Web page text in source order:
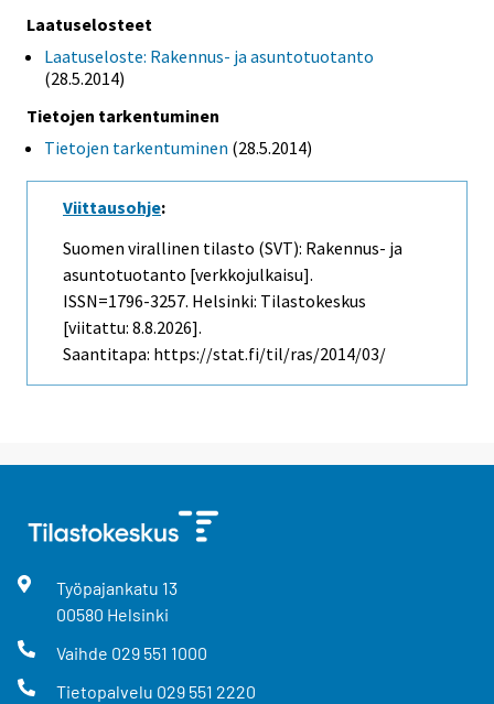
Laatuselosteet
Laatuseloste: Rakennus- ja asuntotuotanto
(28.5.2014)
Tietojen tarkentuminen
Tietojen tarkentuminen (28.5.2014)
Viittausohje:
Suomen virallinen tilasto (SVT): Rakennus- ja
asuntotuotanto [verkkojulkaisu].
ISSN=1796-3257. Helsinki: Tilastokeskus
[viitattu: 8.8.2026].
Saantitapa: https://stat.fi/til/ras/2014/03/
Työpajankatu 13
00580 Helsinki
Vaihde 029 551 1000
Tietopalvelu 029 551 2220